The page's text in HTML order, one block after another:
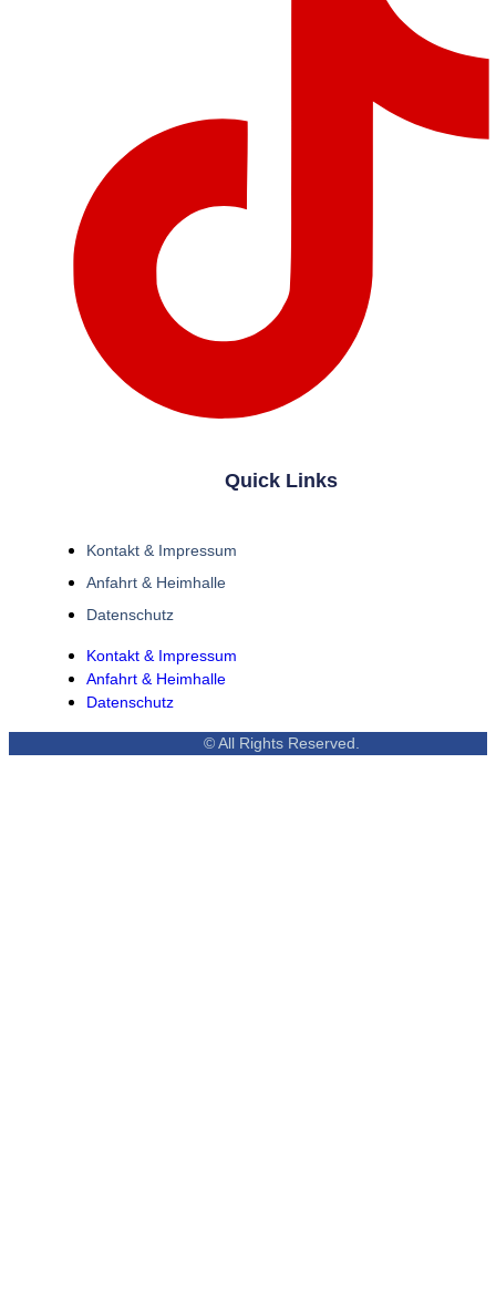
Quick Links
Kontakt & Impressum
Anfahrt & Heimhalle
Datenschutz
Kontakt & Impressum
Anfahrt & Heimhalle
Datenschutz
© All Rights Reserved.